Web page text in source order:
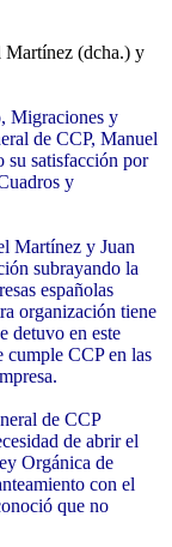
(dcha.) y
Migraciones y
de CCP, Manuel
su satisfacción por
y
Martínez y Juan
subrayando la
españolas
organización tiene
detuvo en este
cumple CCP en las
de CCP
de abrir el
Orgánica de
con el
que no